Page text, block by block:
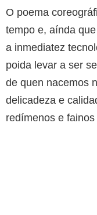
O poema
tempo e, aínda
a inmediatez
poida levar a ser
de quen nacemos
delicadeza e
redímenos e